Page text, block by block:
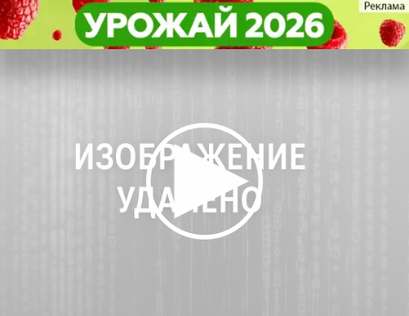
Православные отмечают День
целителя Пантелеймона
Общество Православные отмечают День
целителя Пантелеймона
Общество
Другие новости
Погода и курсы